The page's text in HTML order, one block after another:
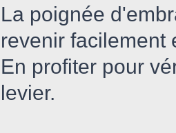
La poignée
revenir facilement
En profiter pour
levier.